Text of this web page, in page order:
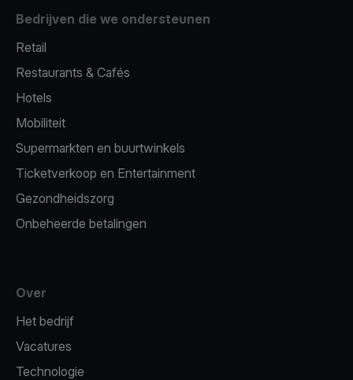
Bedrijven die we ondersteunen
Retail
Restaurants & Cafés
Hotels
Mobiliteit
Supermarkten en buurtwinkels
Ticketverkoop en Entertainment
Gezondheidszorg
Onbeheerde betalingen
Over
Het bedrijf
Vacatures
Technologie